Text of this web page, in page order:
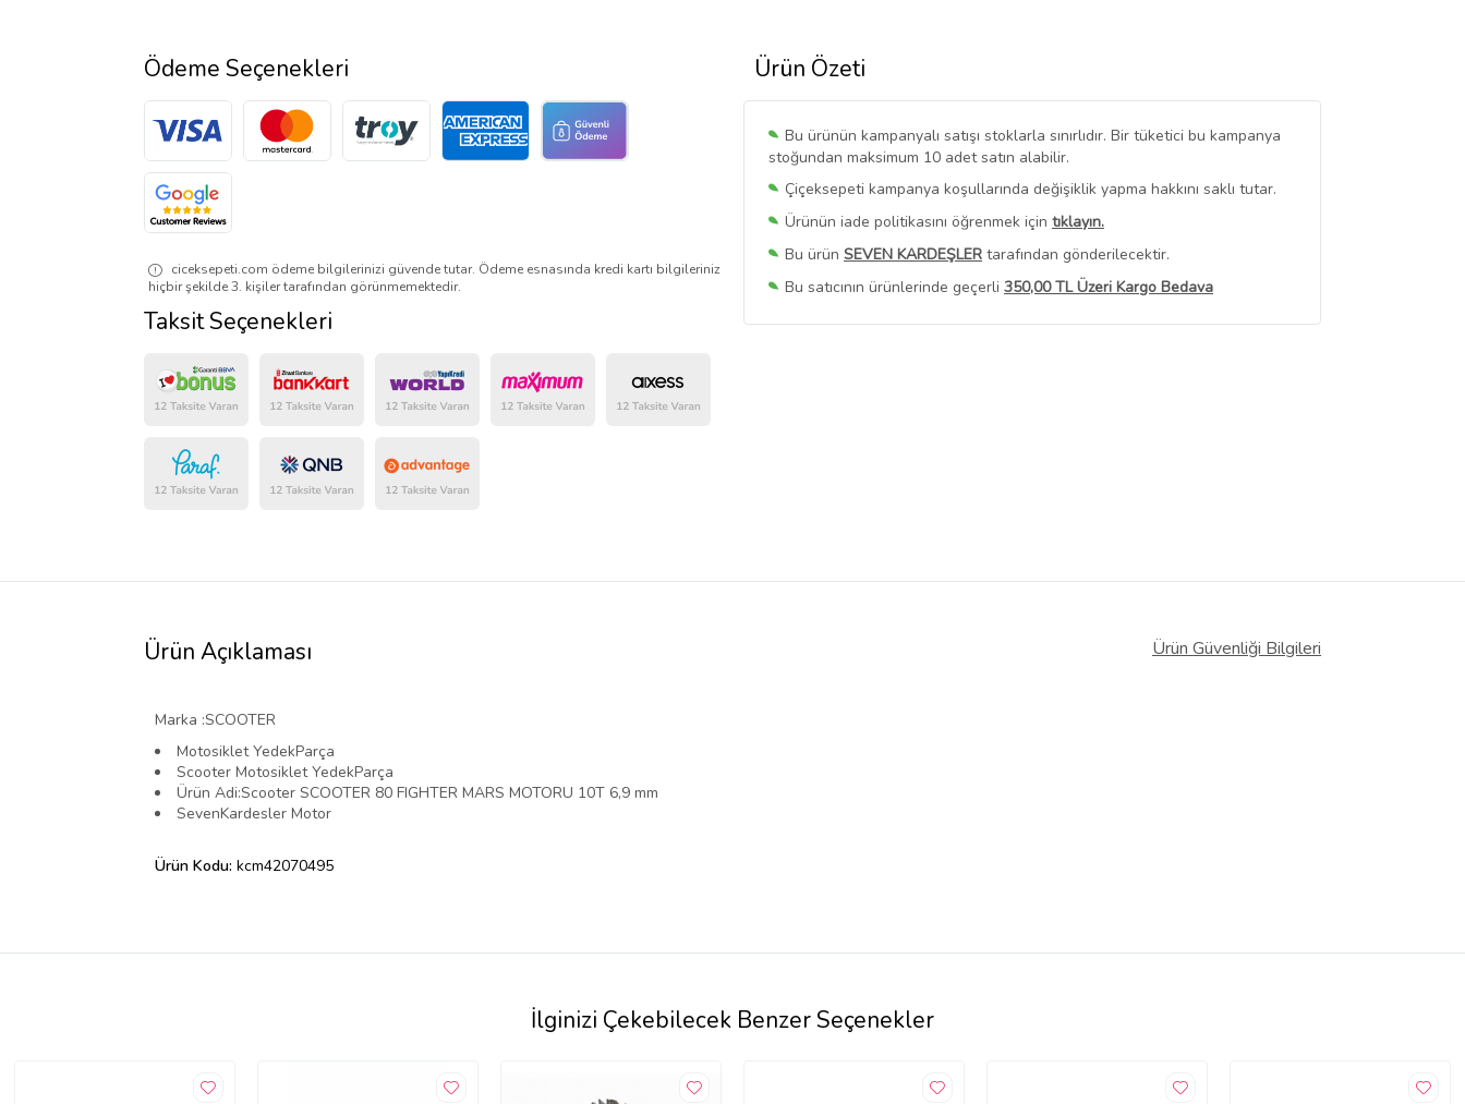
Ürün Özeti
Bu ürünün kampanyalı satışı stoklarla sınırlıdır. Bir tüketici bu kampanya
stoğundan maksimum 10 adet satın alabilir.
Çiçeksepeti kampanya koşullarında değişiklik yapma hakkını saklı tutar.
Ürünün iade politikasını öğrenmek için tıklayın.
Bu ürün SEVEN KARDEŞLER tarafından gönderilecektir.
Bu satıcının ürünlerinde geçerli 350,00 TL Üzeri Kargo Bedava
Bu SatıcınınTüm Ürünlerini Görüntüle
Ödeme Seçenekleri
ciceksepeti.com ödeme bilgilerinizi güvende tutar. Ödeme esnasında kredi kartı bilgileriniz
hiçbir şekilde 3. kişiler tarafından görünmemektedir.
Taksit Seçenekleri
Ürün Açıklaması Ürün Güvenliği Bilgileri
Marka :SCOOTER
Motosiklet YedekParça
Scooter Motosiklet YedekParça
Ürün Adi:Scooter SCOOTER 80 FIGHTER MARS MOTORU 10T 6,9 mm
SevenKardesler Motor
Ürün Kodu: kcm42070495
İlginizi Çekebilecek Benzer Seçenekler